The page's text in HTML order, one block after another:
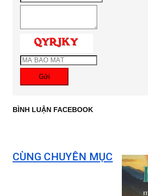
Gửi
BÌNH LUẬN FACEBOOK
CÙNG CHUYÊN MỤC